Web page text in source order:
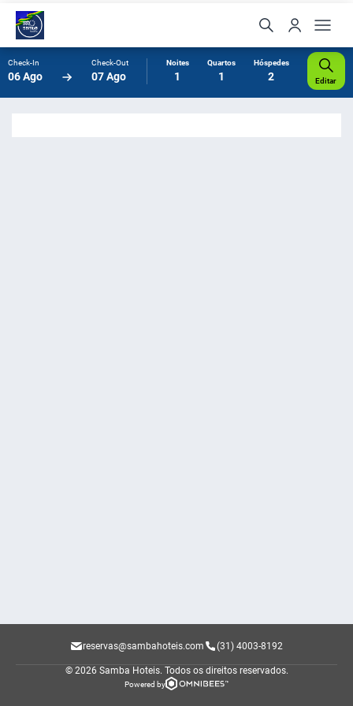
Check-In
06 Ago
Check-Out
07 Ago
Noites
1
Quartos
1
Hóspedes
2 Editar
reservas@sambahoteis.com (31) 4003-8192
© 2026 Samba Hoteis. Todos os direitos reservados.
Powered by